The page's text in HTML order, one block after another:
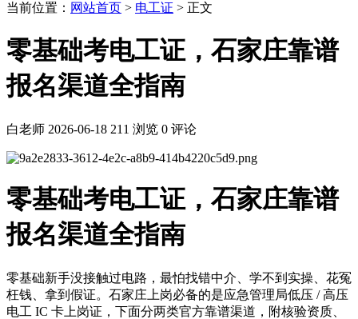
当前位置： 网站首页 > 电工证 > 正文
零基础考电工证，石家庄靠谱
报名渠道全指南
白老师 2026-06-18 211 浏览 0 评论
零基础考电工证，石家庄靠谱
报名渠道全指南
零基础新手没接触过电路，最怕找错中介、学不到实操、花冤
枉钱、拿到假证。石家庄上岗必备的是应急管理局低压 / 高压
电工 IC 卡上岗证 ，下面分两类官方靠谱渠道，附核验资质、